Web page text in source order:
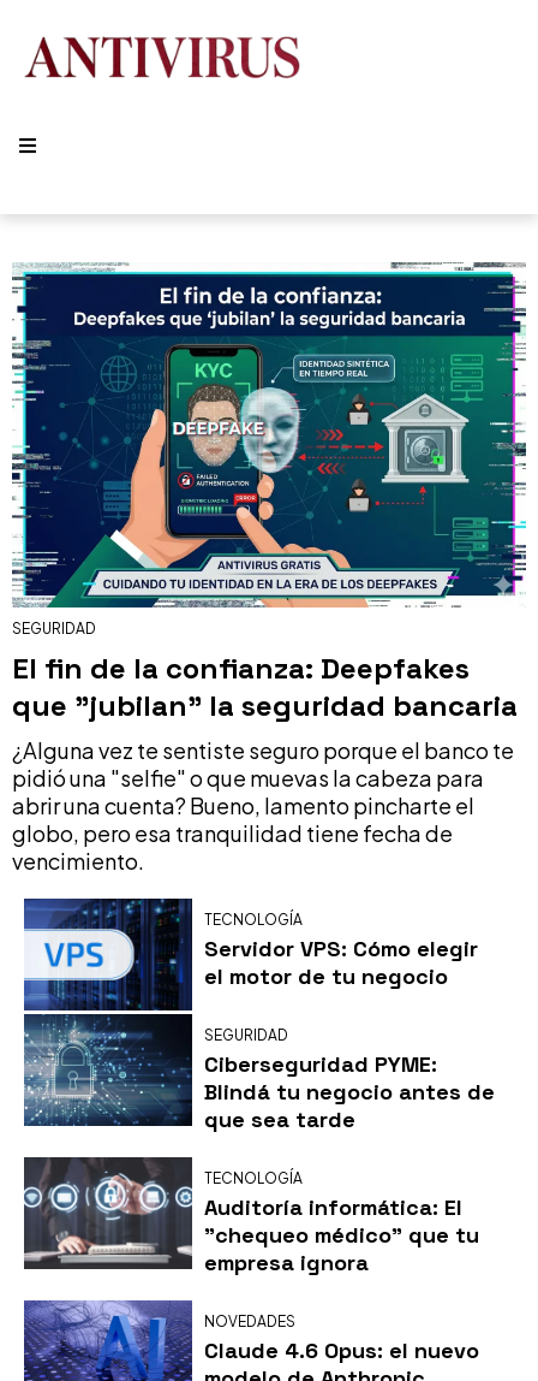
SEGURIDAD
El fin de la confianza: Deepfakes
que "jubilan" la seguridad bancaria
¿Alguna vez te sentiste seguro porque el banco te
pidió una "selfie" o que muevas la cabeza para
abrir una cuenta? Bueno, lamento pincharte el
globo, pero esa tranquilidad tiene fecha de
vencimiento.
TECNOLOGÍA
Servidor VPS: Cómo elegir
el motor de tu negocio
SEGURIDAD
Ciberseguridad PYME:
Blindá tu negocio antes de
que sea tarde
TECNOLOGÍA
Auditoría informática: El
"chequeo médico" que tu
empresa ignora
NOVEDADES
Claude 4.6 Opus: el nuevo